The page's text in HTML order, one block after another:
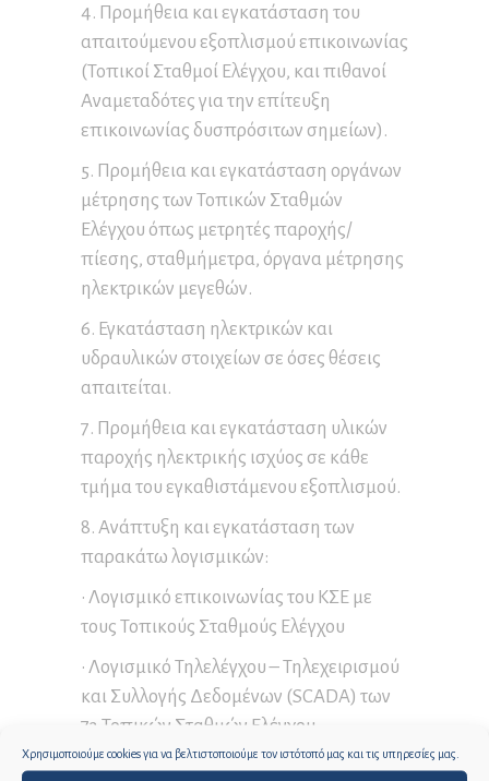
Χρησιμοποιούμε cookies για να βελτιστοποιούμε τον ιστότοπό μας και τις υπηρεσίες μας.
4. Προμήθεια και εγκατάσταση του
απαιτούμενου εξοπλισμού επικοινωνίας
(Τοπικοί Σταθμοί Ελέγχου, και πιθανοί
Αναμεταδότες για την επίτευξη
επικοινωνίας δυσπρόσιτων σημείων).
5. Προμήθεια και εγκατάσταση οργάνων
μέτρησης των Τοπικών Σταθμών
Ελέγχου όπως μετρητές παροχής/
πίεσης, σταθμήμετρα, όργανα μέτρησης
ηλεκτρικών μεγεθών.
6. Εγκατάσταση ηλεκτρικών και
υδραυλικών στοιχείων σε όσες θέσεις
απαιτείται.
7. Προμήθεια και εγκατάσταση υλικών
παροχής ηλεκτρικής ισχύος σε κάθε
τμήμα του εγκαθιστάμενου εξοπλισμού.
8. Ανάπτυξη και εγκατάσταση των
παρακάτω λογισμικών:
• Λογισμικό επικοινωνίας του ΚΣΕ με
τους Τοπικούς Σταθμούς Ελέγχου
• Λογισμικό Τηλελέγχου – Τηλεχειρισμού
και Συλλογής Δεδομένων (SCADA) των
73 Τοπικών Σταθμών Ελέγχου
• Λογισμικό ενεργειακής βελτίωσης και